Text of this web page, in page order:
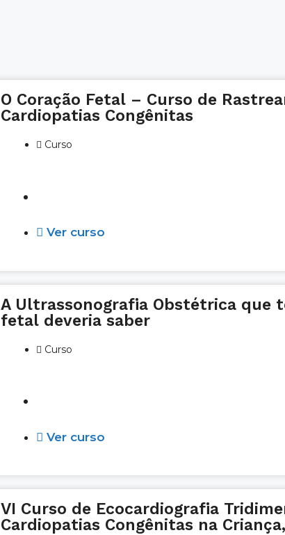
O Coração Fetal – Curso de
Cardiopatias Congênitas
Curso
Ver curso
A Ultrassonografia Obstétrica que
fetal deveria saber
Curso
Ver curso
VI Curso de Ecocardiografia
Cardiopatias Congênitas na